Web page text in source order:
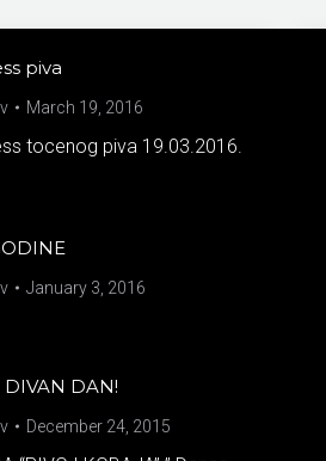
piva
March 19, 2016
tocenog piva 19.03.2016.
January 3, 2016
DAN!
December 24, 2015